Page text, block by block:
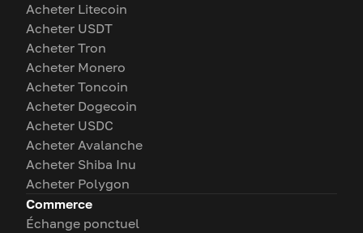
Acheter Litecoin
Acheter USDT
Acheter Tron
Acheter Monero
Acheter Toncoin
Acheter Dogecoin
Acheter USDC
Acheter Avalanche
Acheter Shiba Inu
Acheter Polygon
Commerce
Échange ponctuel